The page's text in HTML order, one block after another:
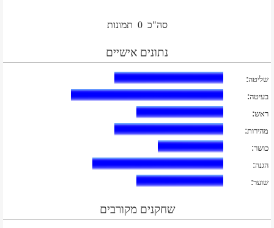
סה"כ 0 תמונות
נתונים אישיים
שליטה:
בעיטה:
ראש:
מהירות:
כושר:
הגנה:
שוער:
שחקנים מקורבים